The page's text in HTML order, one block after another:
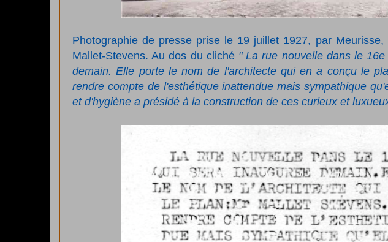
Photographie de presse prise le 19 juillet 1927, par
Mallet-Stevens. Au dos du cliché " La rue nouvelle dans le
demain. Elle porte le nom de l'architecte qui en a conçu le
rendre compte de l'esthétique inattendue mais sympathique
et d'hygiène a présidé à la construction de ces curieux et